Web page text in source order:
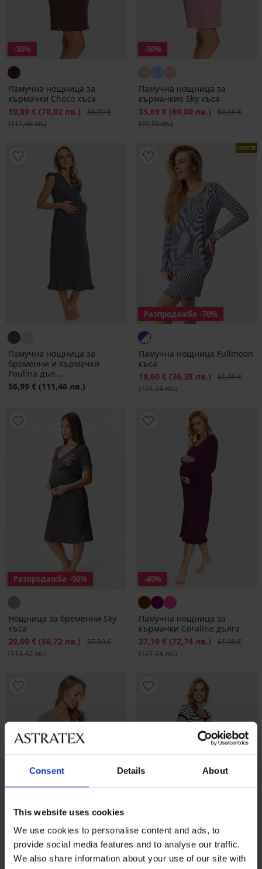
Consent Details About
This website uses cookies
We use cookies to personalise content and ads, to
provide social media features and to analyse our traffic.
We also share information about your use of our site with
-30%
Памучна нощница за
кърмачки Choco къса
Намаление
39,89 € (78,02 лв.) Първоначална цена
56,99 €
(111,46 лв.)
-30%
Памучна нощница за
кърмачкиe Sky къса
Намаление
35,69 € (69,80 лв.)
50,99 €
(99,73 лв.)
Памучна нощница за
бременни и кърмачки
Paulina дъл...
56,99 € (111,46 лв.)
LIMITED
Разпродажба -70%
Памучна нощница Fullmoon
къса
Намаление
18,60 € (36,38 лв.)
61,99 €
(121,24 лв.)
Разпродажба -50%
Нощница за бременни Sky
къса
Намаление
29,00 € (56,72 лв.) Първоначална цена
57,99 €
(113,42 лв.)
-40%
Памучна нощница за
кърмачки Coraline дълга
Намаление
37,19 € (72,74 лв.)
61,99 €
(121,24 лв.)
Разпродажба -50%